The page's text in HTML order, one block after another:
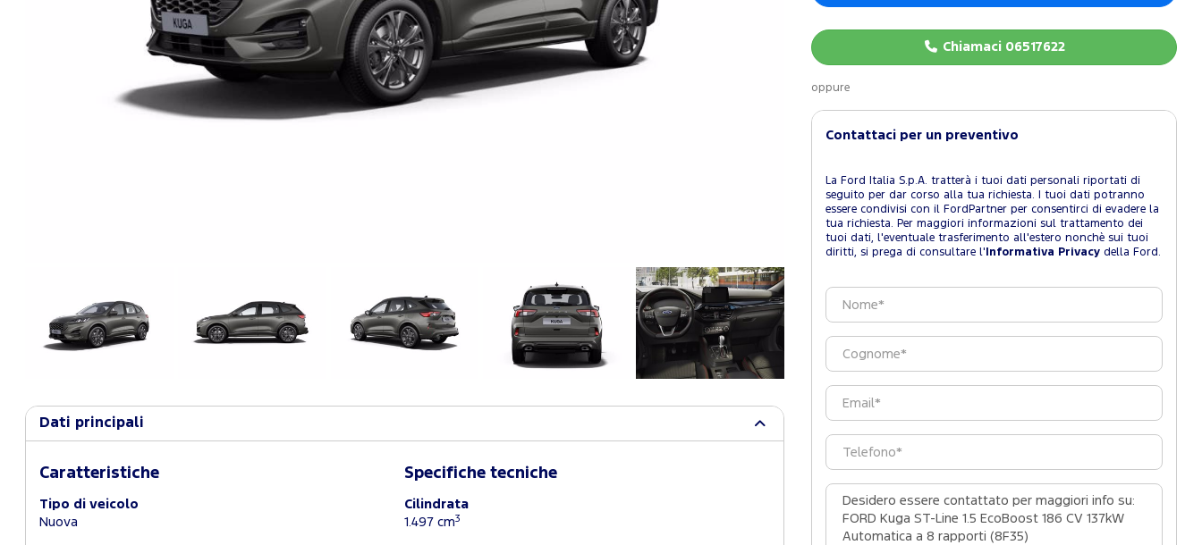
Dati principali
Caratteristiche
Tipo di veicolo
Nuova
Specifiche tecniche
Cilindrata
1.497 cm3
Chiamaci 06517622
oppure
Contattaci per un preventivo
La Ford Italia S.p.A. tratterà i tuoi dati personali riportati di
seguito per dar corso alla tua richiesta. I tuoi dati potranno
essere condivisi con il FordPartner per consentirci di evadere la
tua richiesta. Per maggiori informazioni sul trattamento dei
tuoi dati, l'eventuale trasferimento all'estero nonchè sui tuoi
diritti, si prega di consultare l' Informativa Privacydella Ford.